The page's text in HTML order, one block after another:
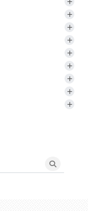
+
+
+
+
+
+
+
+
Search